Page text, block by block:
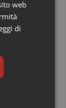
per
non
Ssn”
è
web
di